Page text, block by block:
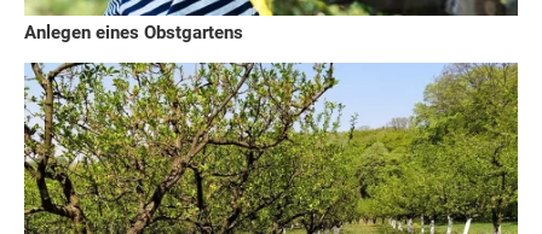
Anlegen eines Obstgartens